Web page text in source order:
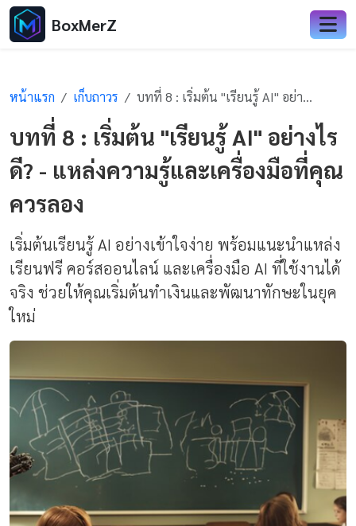
BoxMerZ
หน้าแรก เก็บถาวร บทที่ 8 : เริ่มต้น "เรียนรู้ AI" อย่างไรดี? - แหล่งความรู้และเครื่องมือที่คุณควรลอง
บทที่ 8 : เริ่มต้น "เรียนรู้ AI" อย่างไร
ดี? - แหล่งความรู้และเครื่องมือที่คุณ
ควรลอง
เริ่มต้นเรียนรู้ AI อย่างเข้าใจง่าย พร้อมแนะนำแหล่ง
เรียนฟรี คอร์สออนไลน์ และเครื่องมือ AI ที่ใช้งานได้
จริง ช่วยให้คุณเริ่มต้นทำเงินและพัฒนาทักษะในยุค
ใหม่